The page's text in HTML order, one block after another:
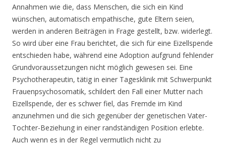
Annahmen wie die, dass Menschen, die sich ein Kind
wünschen, automatisch empathische, gute Eltern seien,
werden in anderen Beiträgen in Frage gestellt, bzw. widerlegt.
So wird über eine Frau berichtet, die sich für eine Eizellspende
entschieden habe, während eine Adoption aufgrund fehlender
Grundvoraussetzungen nicht möglich gewesen sei. Eine
Psychotherapeutin, tätig in einer Tagesklinik mit Schwerpunkt
Frauenpsychosomatik, schildert den Fall einer Mutter nach
Eizellspende, der es schwer fiel, das Fremde im Kind
anzunehmen und die sich gegenüber der genetischen Vater-
Tochter-Beziehung in einer randständigen Position erlebte.
Auch wenn es in der Regel vermutlich nicht zu